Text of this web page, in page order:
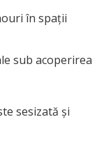
în spații
sub acoperirea
sesizată și